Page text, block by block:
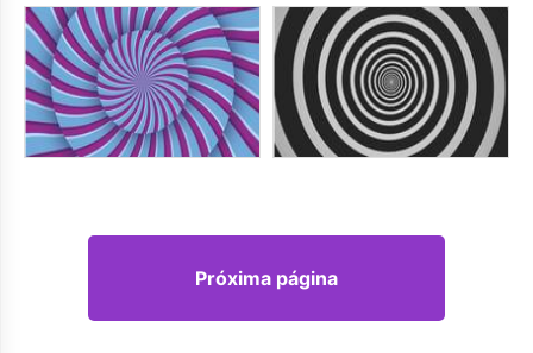
Próxima página